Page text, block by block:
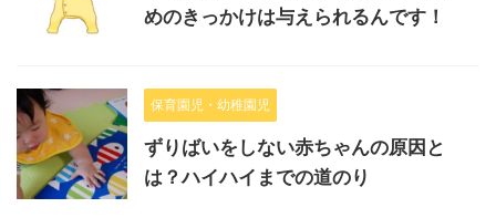
めのきっかけは与えられるんです！
保育園児・幼稚園児
ずりばいをしない赤ちゃんの原因と
は？ハイハイまでの道のり